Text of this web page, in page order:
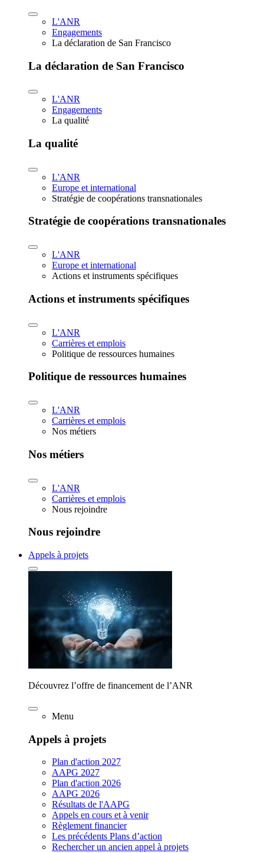
L'ANR
Engagements
La déclaration de San Francisco
La déclaration de San Francisco
L'ANR
Engagements
La qualité
La qualité
L'ANR
Europe et international
Stratégie de coopérations transnationales
Stratégie de coopérations transnationales
L'ANR
Europe et international
Actions et instruments spécifiques
Actions et instruments spécifiques
L'ANR
Carrières et emplois
Politique de ressources humaines
Politique de ressources humaines
L'ANR
Carrières et emplois
Nos métiers
Nos métiers
L'ANR
Carrières et emplois
Nous rejoindre
Nous rejoindre
Appels à projets
Découvrez l’offre de financement de l’ANR
Menu
Appels à projets
Plan d'action 2027
AAPG 2027
Plan d'action 2026
AAPG 2026
Résultats de l'AAPG
Appels en cours et à venir
Règlement financier
Les précédents Plans d’action
Rechercher un ancien appel à projets